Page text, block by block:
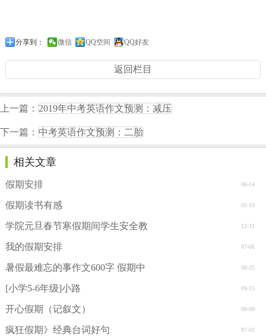
分享到： 微信 QQ空间 QQ好友
返回栏目
上一篇： 2019年中考英语作文预测：减压
下一篇： 中考英语作文预测：二胎
相关文章
06-14
假期安排
02-19
假期读书有感
12-31
学院元旦春节寒假期间学生安全教
07-06
我的假期安排
08-25
暑假最难忘的事作文600字 假期中
09-15
[小学5-6年级]小路
09-09
开心假期（记叙文）
07-01
疯狂假期》经典台词好句